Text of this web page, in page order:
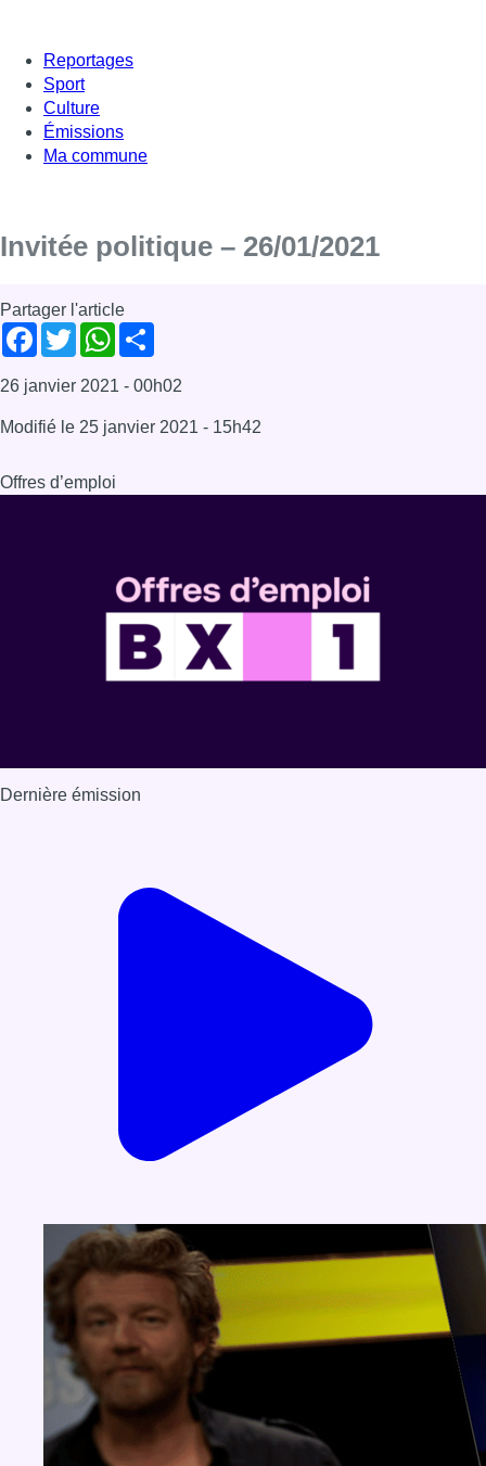
Reportages
Sport
Culture
Émissions
Ma commune
Invitée politique – 26/01/2021
Partager l'article
Facebook
TwitterWhatsApp
26 janvier 2021 - 00h02
Modifié le 25 janvier 2021 - 15h42
Offres d’emploi
Dernière émission